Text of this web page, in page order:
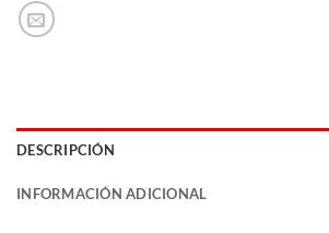
DESCRIPCIÓN
INFORMACIÓN ADICIONAL